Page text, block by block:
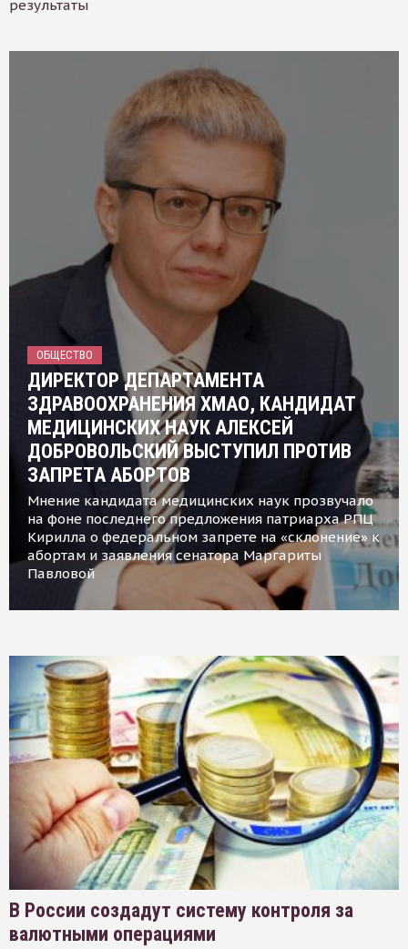
результаты
ОБЩЕСТВО
ДИРЕКТОР ДЕПАРТАМЕНТА
ЗДРАВООХРАНЕНИЯ ХМАО, КАНДИДАТ
МЕДИЦИНСКИХ НАУК АЛЕКСЕЙ
ДОБРОВОЛЬСКИЙ ВЫСТУПИЛ ПРОТИВ
ЗАПРЕТА АБОРТОВ
Мнение кандидата медицинских наук прозвучало
на фоне последнего предложения патриарха РПЦ
Кирилла о федеральном запрете на «склонение» к
абортам и заявления сенатора Маргариты
Павловой
В России создадут систему контроля за
валютными операциями